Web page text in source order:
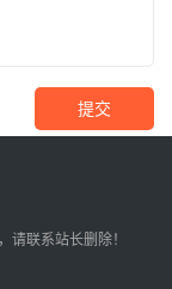
提交
请联系站长删除！